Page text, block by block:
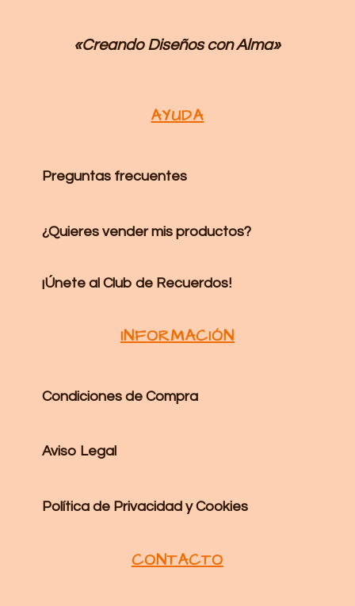
«Creando Diseñoscon Alma»
AYUDA
Preguntas frecuentes
¿Quieres vender mis productos?
¡Únete al Club de Recuerdos!
INFORMACIÓN
Condiciones de Compra
Aviso Legal
Política de Privacidad y Cookies
CONTACTO